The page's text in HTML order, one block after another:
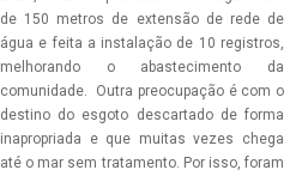
de 150 metros de extensão de rede de
água e feita a instalação de 10 registros,
melhorando o abastecimento da
comunidade. Outra preocupação é com o
destino do esgoto descartado de forma
inapropriada e que muitas vezes chega
até o mar sem tratamento. Por isso, foram